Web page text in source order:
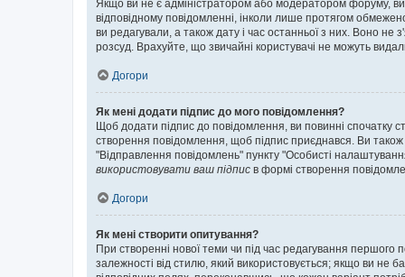
Якщо ви не є адміністратором або модератором форуму,
відповідному повідомленні, інколи лише протягом
ви редагували, а також дату і час останньої з них. Воно
розсуд. Врахуйте, що звичайні користувачі не можуть
Догори
Як мені додати підпис до мого повідомлення?
Щоб додати підпис до повідомлення, ви повинні спочатку
створення повідомлення, щоб підпис приєднався. Ви
"Відправлення повідомлень" пункту "Особисті
використовувати ваш підпис в формі створення
Догори
Як мені створити опитування?
При створенні нової теми чи під час редагування
залежності від стилю, який використовується; якщо ви не